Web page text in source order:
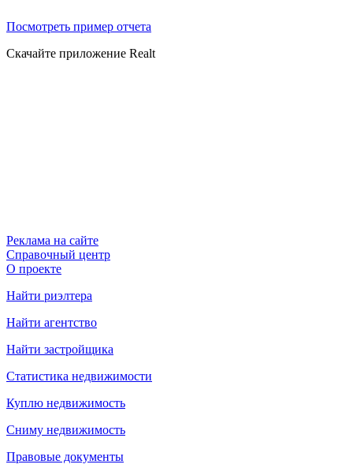
Посмотреть пример отчета
Скачайте приложение Realt
Реклама на сайте
Справочный центр
О проекте
Найти риэлтера
Найти агентство
Найти застройщика
Статистика недвижимости
Куплю недвижимость
Сниму недвижимость
Правовые документы